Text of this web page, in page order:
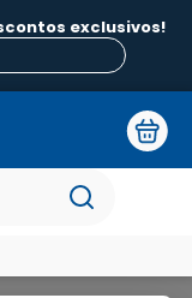
exclusivos!